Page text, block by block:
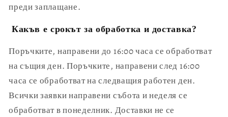
преди заплащане.
Какъв е срокът за обработка и доставка?
Поръчките, направени до 16:00 часа се обработват
на същия ден. Поръчките, направени след 16:00
часа се обработват на следващия работен ден.
Всички заявки направени събота и неделя се
обработват в понеделник. Доставки не се